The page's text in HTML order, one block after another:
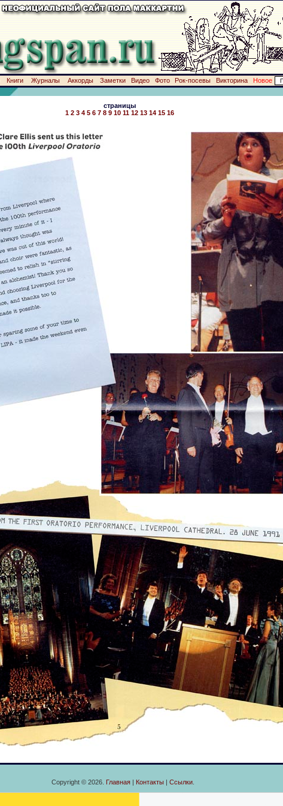
Книги Журналы Аккорды Заметки Видео Фото Рок-посевы Викторина
Новое
страницы
1 2 3 4 5 6 7 8 9 10 11 12 13 14 15 16
Copyright © 2026. Главная| Контакты| Ссылки.